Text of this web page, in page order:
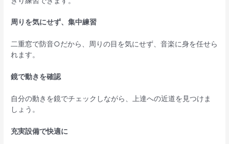
周りを気にせず、集中練習
二重窓で防音○だから、周りの目を気にせず、音楽に身を任せら
れます。
鏡で動きを確認
自分の動きを鏡でチェックしながら、上達への近道を見つけま
しょう。
充実設備で快適に